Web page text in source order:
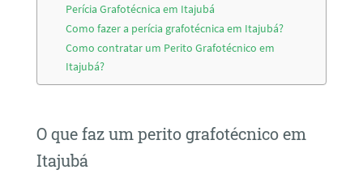
Perícia Grafotécnica em Itajubá
Como fazer a perícia grafotécnica em Itajubá?
Como contratar um Perito Grafotécnico em
Itajubá?
O que faz um perito grafotécnico em
Itajubá